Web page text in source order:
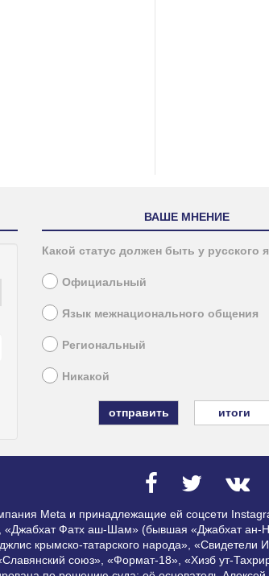
ВАШЕ МНЕНИЕ
Какой статус должен быть у русского
Официальный
Язык межнационального общения
Региональный
Никакой
итоги
Meta и принадлежащие ей соцсети
«Джабхат Фатх аш-Шам» (бывшая «Джабхат ан-
крымско-татарского народа», «Свидетели
союз», «Формат-18», «Хизб ут-